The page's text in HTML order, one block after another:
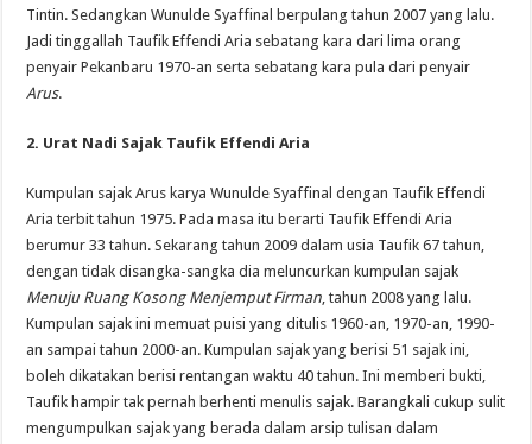
Tintin. Sedangkan Wunulde Syaffinal berpulang tahun 2007 yang lalu.
Jadi tinggallah Taufik Effendi Aria sebatang kara dari lima orang
penyair Pekanbaru 1970-an serta sebatang kara pula dari penyair
Arus.
2. Urat Nadi Sajak Taufik Effendi Aria
Kumpulan sajak Arus karya Wunulde Syaffinal dengan Taufik Effendi
Aria terbit tahun 1975. Pada masa itu berarti Taufik Effendi Aria
berumur 33 tahun. Sekarang tahun 2009 dalam usia Taufik 67 tahun,
dengan tidak disangka-sangka dia meluncurkan kumpulan sajak
Menuju Ruang Kosong Menjemput Firman, tahun 2008 yang lalu.
Kumpulan sajak ini memuat puisi yang ditulis 1960-an, 1970-an, 1990-
an sampai tahun 2000-an. Kumpulan sajak yang berisi 51 sajak ini,
boleh dikatakan berisi rentangan waktu 40 tahun. Ini memberi bukti,
Taufik hampir tak pernah berhenti menulis sajak. Barangkali cukup sulit
mengumpulkan sajak yang berada dalam arsip tulisan dalam